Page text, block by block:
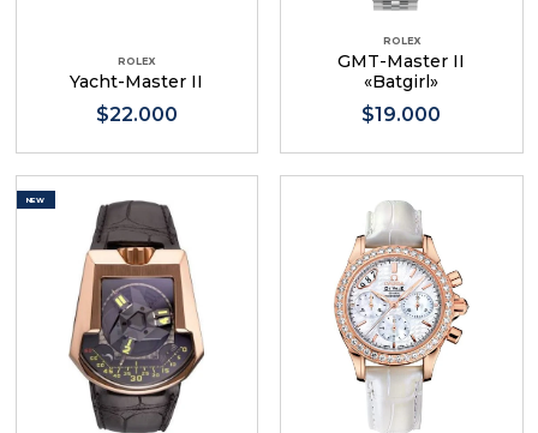
ROLEX
Yacht-Master II
$22.000
ROLEX
GMT-Master II
«Batgirl»
$19.000
NEW